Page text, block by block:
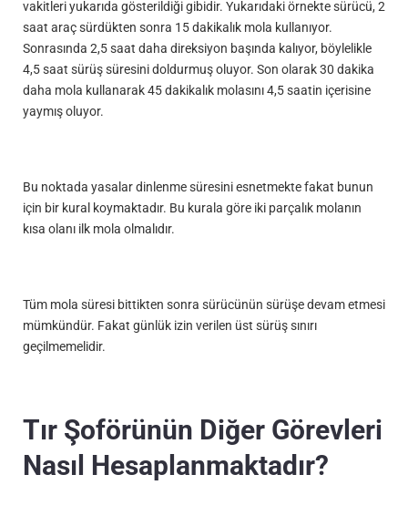
vakitleri yukarıda gösterildiği gibidir. Yukarıdaki örnekte sürücü, 2
saat araç sürdükten sonra 15 dakikalık mola kullanıyor.
Sonrasında 2,5 saat daha direksiyon başında kalıyor, böylelikle
4,5 saat sürüş süresini doldurmuş oluyor. Son olarak 30 dakika
daha mola kullanarak 45 dakikalık molasını 4,5 saatin içerisine
yaymış oluyor.
Bu noktada yasalar dinlenme süresini esnetmekte fakat bunun
için bir kural koymaktadır. Bu kurala göre iki parçalık molanın
kısa olanı ilk mola olmalıdır.
Tüm mola süresi bittikten sonra sürücünün sürüşe devam etmesi
mümkündür. Fakat günlük izin verilen üst sürüş sınırı
geçilmemelidir.
Tır Şoförünün Diğer Görevleri
Nasıl Hesaplanmaktadır?